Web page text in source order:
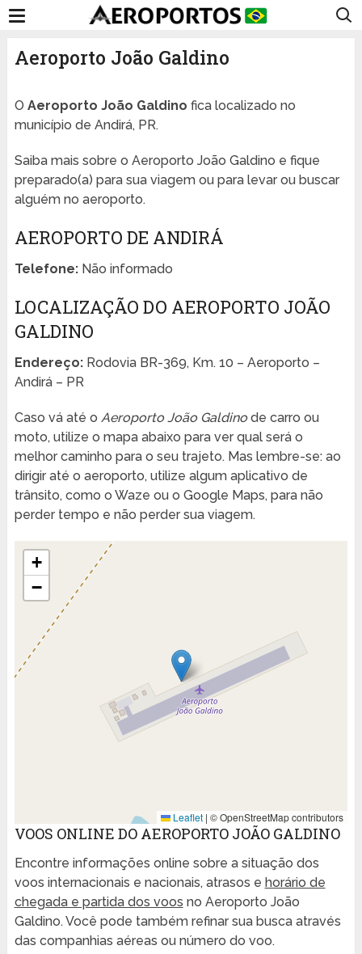
Aeroporto João Galdino
O Aeroporto João Galdino fica localizado no
município de Andirá, PR.
Saiba mais sobre o Aeroporto João Galdino e fique
preparado(a) para sua viagem ou para levar ou buscar
alguém no aeroporto.
AEROPORTO DE ANDIRÁ
Telefone:Não informado
LOCALIZAÇÃO DO AEROPORTO JOÃO
GALDINO
Endereço:Rodovia BR-369, Km. 10 – Aeroporto –
Andirá – PR
Caso vá até o Aeroporto João Galdinode carro ou
moto, utilize o mapa abaixo para ver qual será o
melhor caminho para o seu trajeto. Mas lembre-se: ao
dirigir até o aeroporto, utilize algum aplicativo de
trânsito, como o Waze ou o Google Maps, para não
perder tempo e não perder sua viagem.
+
−
Leaflet | © OpenStreetMap contributors
VOOS ONLINE DO AEROPORTO JOÃO GALDINO
Encontre informações online sobre a situação dos
voos internacionais e nacionais, atrasos e horário de
chegada e partida dos voos no Aeroporto João
Galdino. Você pode também refinar sua busca através
das companhias aéreas ou número do voo.